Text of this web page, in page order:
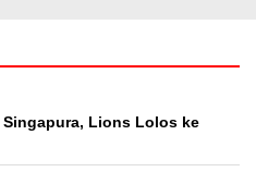
Singapura, Lions Lolos ke